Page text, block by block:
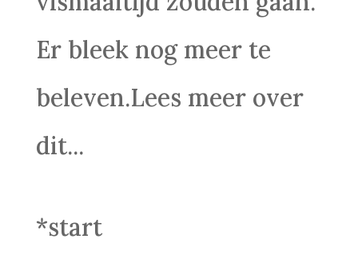
Er bleek nog meer te
beleven.Lees meer over
dit...
*start